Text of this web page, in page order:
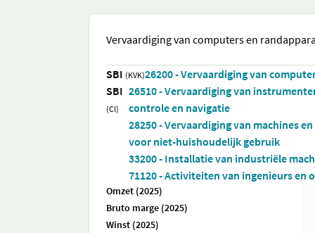
Vervaardiging van computers en
SBI (KVK)26200 - Vervaardiging van
SBI
(CI)
26510 - Vervaardiging van
controle en navigatie
28250 - Vervaardiging van machines
voor niet-huishoudelijk gebruik
33200 - Installatie van industriële
71120 - Activiteiten van ingenieurs en
Omzet (2025)
Bruto marge (2025)
Winst (2025)